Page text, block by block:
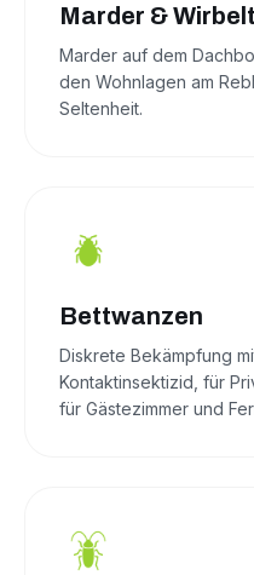
Marder &
Marder auf dem
den Wohnlagen am
Seltenheit.
Bettwanzen
Diskrete Bekämpfung
Kontaktinsektizid, für
für Gästezimmer und